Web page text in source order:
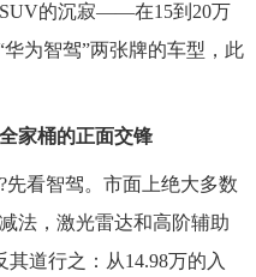
的沉寂——在15到20万
为智驾”两张牌的车型，此
家桶的正面交锋
看智驾。市面上绝大多数
法，激光雷达和高阶辅助
道行之：从14.98万的入